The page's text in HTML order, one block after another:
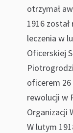
otrzymał
1916
leczenia w
Oficerskiej
oficerem 26
rewolucji w
Organizacji
W lutym